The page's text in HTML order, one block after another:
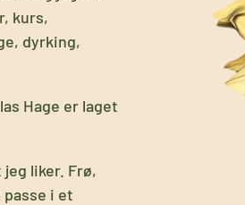
kurs,
dyrking,
Hage er laget
liker. Frø,
i et